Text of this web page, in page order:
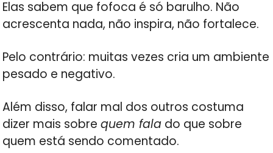
Elas sabem que fofoca é só barulho. Não
acrescenta nada, não inspira, não fortalece.
Pelo contrário: muitas vezes cria um ambiente
pesado e negativo.
Além disso, falar mal dos outros costuma
dizer mais sobrequem fala do que sobre
quem está sendo comentado.